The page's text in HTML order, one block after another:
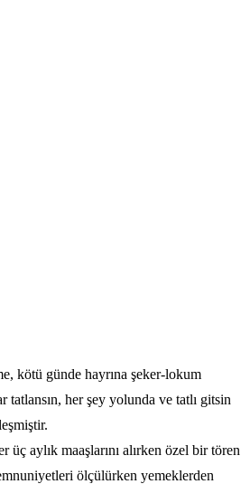
kötü günde hayrına şeker-lokum
tatlansın, her şey yolunda ve tatlı gitsin
aylık maaşlarını alırken özel bir tören
ölçülürken yemeklerden